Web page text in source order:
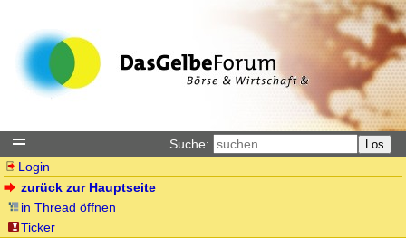
Suche: Los
Login
zurück zur Hauptseite
in Thread öffnen
Ticker